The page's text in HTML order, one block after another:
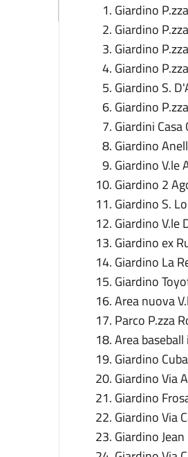
Giardino
Giardino
Giardino
Giardino
Giardino S.
Giardino
Giardini Casa
Giardino
Giardino V.le
Giardino 2
Giardino S.
Giardino V.le
Giardino ex
Giardino La
Giardino
Area nuova
Parco P.zza
Area
Giardino
Giardino Via
Giardino
Giardino Via
Giardino